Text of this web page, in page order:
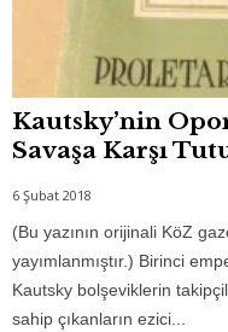
Kautsky’nin
Savaşa Karşı
6 Şubat 2018
(Bu yazının orijinali KöZ
yayımlanmıştır.) Birinci
Kautsky bolşeviklerin
sahip çıkanların ezici...